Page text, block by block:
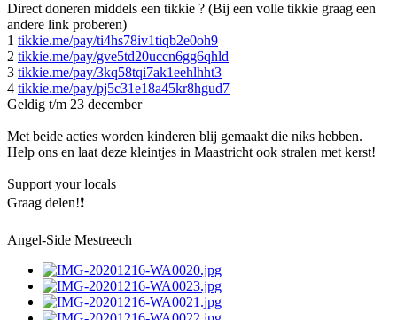
Direct doneren middels een tikkie ? (Bij een volle tikkie graag een
andere link proberen)
1 tikkie.me/pay/ti4hs78iv1tiqb2e0oh9
2 tikkie.me/pay/gve5td20uccn6gg6qhld
3 tikkie.me/pay/3kq58tqi7ak1eehlhht3
4 tikkie.me/pay/pj5c31e18a45kr8hgud7
Geldig t/m 23 december
Met beide acties worden kinderen blij gemaakt die niks hebben.
Help ons en laat deze kleintjes in Maastricht ook stralen met kerst!
Support your locals
Graag delen!❗
Angel-Side Mestreech